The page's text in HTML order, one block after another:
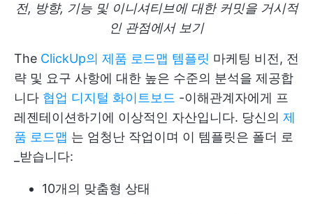
전, 방향, 기능 및 이니셔티브에 대한 커밋을 거시적
인 관점에서 보기
The ClickUp의 제품 로드맵 템플릿 마케팅 비전, 전
략 및 요구 사항에 대한 높은 수준의 분석을 제공합
니다 협업 디지털 화이트보드 -이해관계자에게 프
레젠테이션하기에 이상적인 자산입니다. 당신의 제
품 로드맵 는 엄청난 작업이며 이 템플릿은 폴더 로
_받습니다:
10개의 맞춤형 상태